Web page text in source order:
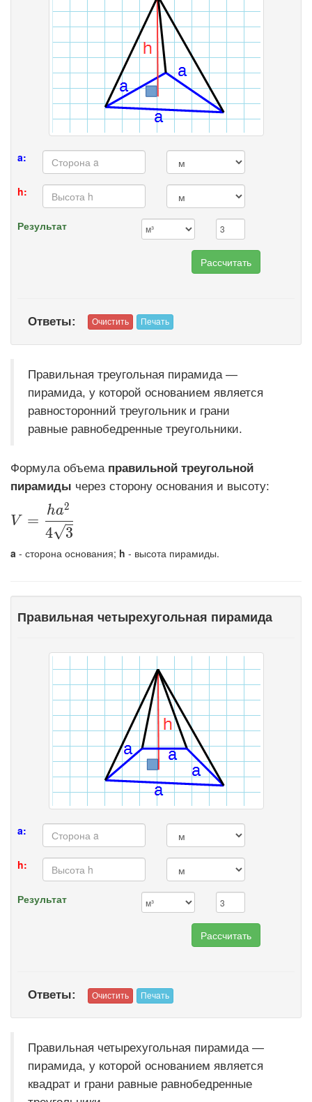
a:
h:
Результат
Ответы:
Правильная треугольная пирамида —
пирамида, у которой основанием является
равносторонний треугольник и грани
равные равнобедренные треугольники.
Формула объема правильной треугольной
пирамиды через сторону основания и высоту:
\displaystyle V=\frac{h a^2}{4 \sqrt{3}}
V =
4√3
ha2
a - сторона основания; h - высота пирамиды.
Правильная четырехугольная пирамида
a:
h:
Результат
Ответы:
Правильная четырехугольная пирамида —
пирамида, у которой основанием является
квадрат и грани равные равнобедренные